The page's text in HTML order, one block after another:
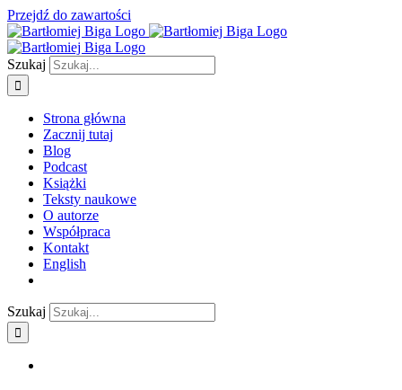
Przejdź do zawartości
Szukaj
Strona główna
Zacznij tutaj
Blog
Podcast
Książki
Teksty naukowe
O autorze
Współpraca
Kontakt
English
Szukaj